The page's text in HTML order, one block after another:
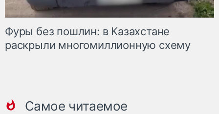
Фуры без пошлин: в Казахстане
раскрыли многомиллионную схему
Самое читаемое